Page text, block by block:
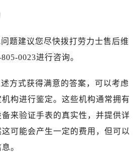
题建议您尽快拨打劳力士售后维
0023进行咨询。
方式获得满意的答案，可以考虑
构进行鉴定。这些机构通常拥有
来验证手表的真实性，并提供详
可能会产生一定的费用，但可以
。